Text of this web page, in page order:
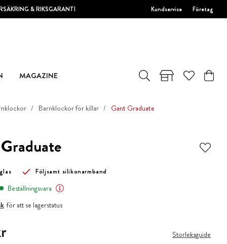
& RIKSGARANTI Kundservice Företag
MAGAZINE
Barnklockor för killar Gant Graduate
Följsamt silikonarmband
Beställningsvara
för att se lagerstatus
Storleksguide